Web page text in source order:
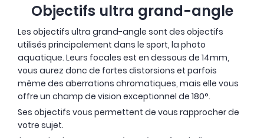
OCCASION
Objectifs ultra grand-angle
Les objectifs ultra grand-angle sont des objectifs
utilisés principalement dans le sport, la photo
aquatique. Leurs focales est en dessous de 14mm,
vous aurez donc de fortes distorsions et parfois
même des aberrations chromatiques, mais elle vous
offre un champ de vision exceptionnel de 180°.
Ses objectifs vous permettent de vous rapprocher de
votre sujet.